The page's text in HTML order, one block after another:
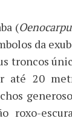
(
da
troncos
até 20
roxo-